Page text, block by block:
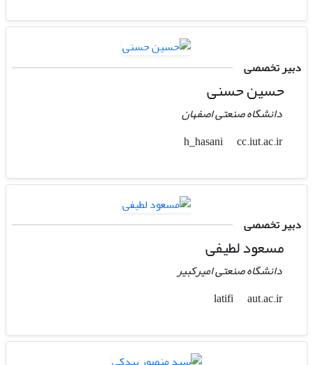
دبیر تخصصی
حسین حسنی
دانشگاه صنعتی اصفهان
h_hasani
cc.iut.ac.ir
دبیر تخصصی
مسعود لطیفی
دانشگاه صنعتی امیرکبیر
latifi
aut.ac.ir